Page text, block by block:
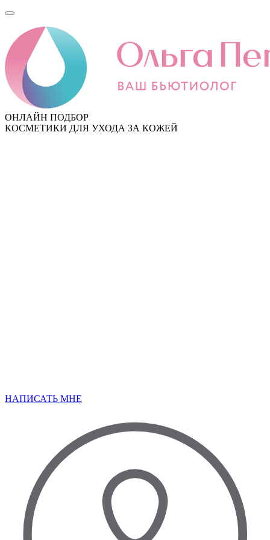
ОНЛАЙН ПОДБОР
КОСМЕТИКИ ДЛЯ УХОДА ЗА КОЖЕЙ
НАПИСАТЬ МНЕ